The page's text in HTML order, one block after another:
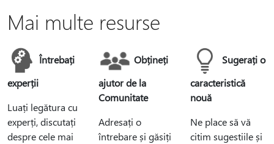
Mai multe resurse
Întrebați
experții
Luați legătura cu
experți, discutați
despre cele mai
Obțineți
ajutor de la
Comunitate
Adresați o
întrebare și găsiți
Sugerați o
caracteristică
nouă
Ne place să vă
citim sugestiile și